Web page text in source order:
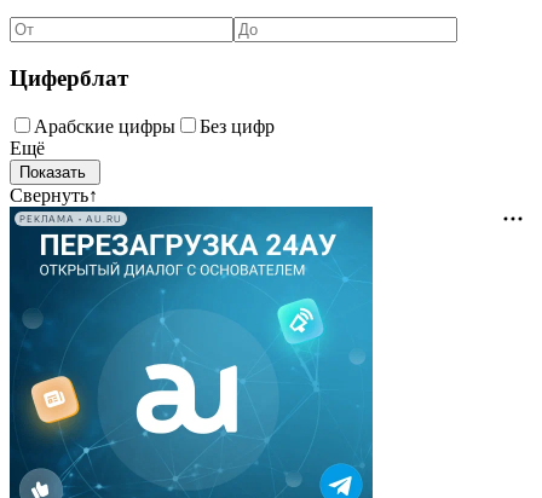
Циферблат
Арабские цифры
Без цифр
Ещё
Свернуть↑
РЕКЛАМА • AU.RU